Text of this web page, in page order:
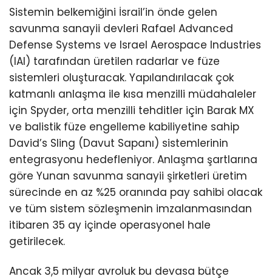
Sistemin belkemiğini İsrail’in önde gelen
savunma sanayii devleri Rafael Advanced
Defense Systems ve Israel Aerospace Industries
(IAI) tarafından üretilen radarlar ve füze
sistemleri oluşturacak. Yapılandırılacak çok
katmanlı anlaşma ile kısa menzilli müdahaleler
için Spyder, orta menzilli tehditler için Barak MX
ve balistik füze engelleme kabiliyetine sahip
David’s Sling (Davut Sapanı) sistemlerinin
entegrasyonu hedefleniyor. Anlaşma şartlarına
göre Yunan savunma sanayii şirketleri üretim
sürecinde en az %25 oranında pay sahibi olacak
ve tüm sistem sözleşmenin imzalanmasından
itibaren 35 ay içinde operasyonel hale
getirilecek.
Ancak 3,5 milyar avroluk bu devasa bütçe